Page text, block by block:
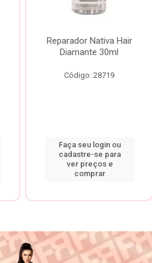
Reparador Nativa Hair
Diamante 30ml
Código: 28719
Faça seu login ou
cadastre-se para
ver preços e
comprar